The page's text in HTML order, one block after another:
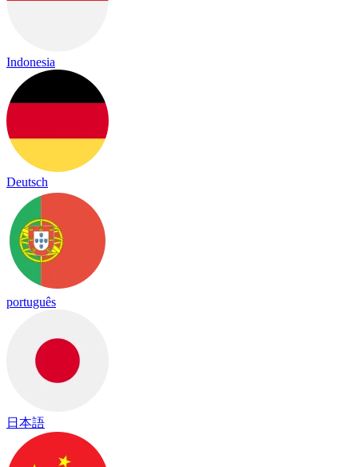
Indonesia
Deutsch
português
日本語